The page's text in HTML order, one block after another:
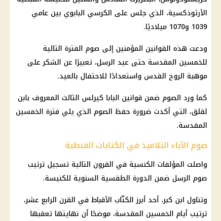
الأرثوذكسية، الذي جلس على الكرسي البابوي بين عامي
1039 و1070 ميلاديًا.
ودعت هذه القوانين المؤمنين إلى صوم الفترة التالية
للخمسين المقدسة حتى عيد الرسل، تعبيرًا عن الشكر على
موهبة الروح القدس واستعدادًا للاحتفال بالعيد.
كما ورد الصوم ضمن قوانين البابا كيرلس الثالث المعروف بابن
لقلق، التي أكدت ضرورة حفظ الصوم الذي يلي فترة الخمسين
المقدسة.
صوم الآباء التلاميذ في الكتابات القبطية
واصلت المؤلفات الكنسية في القرون التالية تسجيل ترتيب
صوم الرسل ضمن الدورة الطقسية السنوية للكنيسة.
وتناول ابن كبر، أحد أبرز الكتّاب الأقباط في القرن الرابع عشر،
ترتيب أيام الخمسين المقدسة، موضحًا أن نهايتها تعقبها